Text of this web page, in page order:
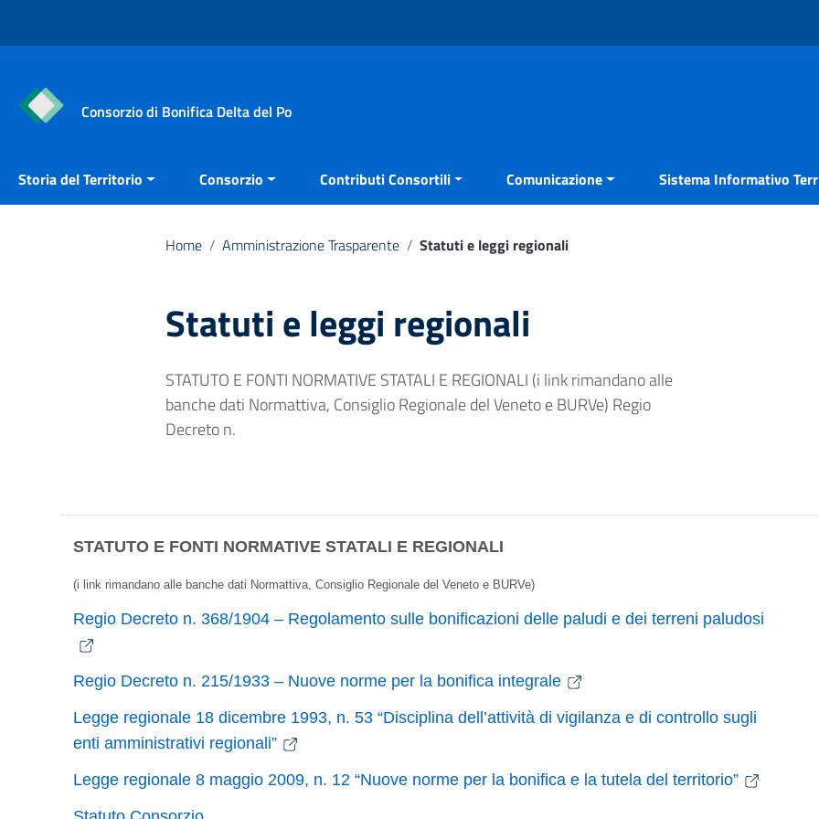
Consorzio di Bonifica Delta del Po
Storia del Territorio Consorzio Contributi Consortili Comunicazione Sistema Informativo
Home / Amministrazione Trasparente / Statuti e leggi regionali
Statuti e leggi regionali
STATUTO E FONTI NORMATIVE STATALI E REGIONALI (i link rimandano alle
banche dati Normattiva, Consiglio Regionale del Veneto e BURVe) Regio
Decreto n.
STATUTO E FONTI NORMATIVE STATALI E REGIONALI
(i link rimandano alle banche dati Normattiva, Consiglio Regionale del Veneto e BURVe)
Regio Decreto n. 368/1904 – Regolamento sulle bonificazioni delle paludi e dei terreni paludosi
Regio Decreto n. 215/1933 – Nuove norme per la bonifica integrale
Legge regionale 18 dicembre 1993, n. 53 “Disciplina dell’attività di vigilanza e di controllo sugli
enti amministrativi regionali”
Legge regionale 8 maggio 2009, n. 12 “Nuove norme per la bonifica e la tutela del territorio”